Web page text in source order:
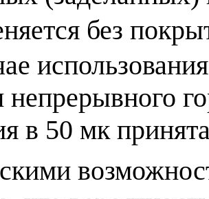
без
непрерывного
в 50 мк